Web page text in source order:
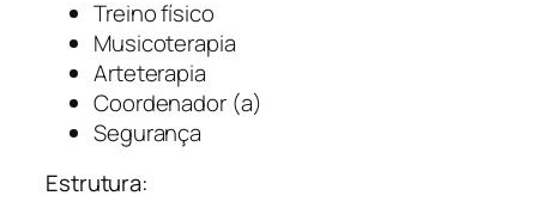
Treino físico
Musicoterapia
Arteterapia
Coordenador (a)
Segurança
Estrutura: